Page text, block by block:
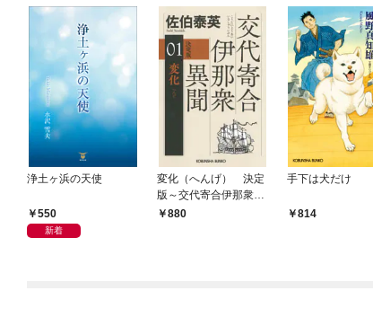
浄土ヶ浜の天使
550
新着
変化（へんげ） 決定
版～交代寄合伊那衆異
聞（1）～
880
手下は犬だけ
814